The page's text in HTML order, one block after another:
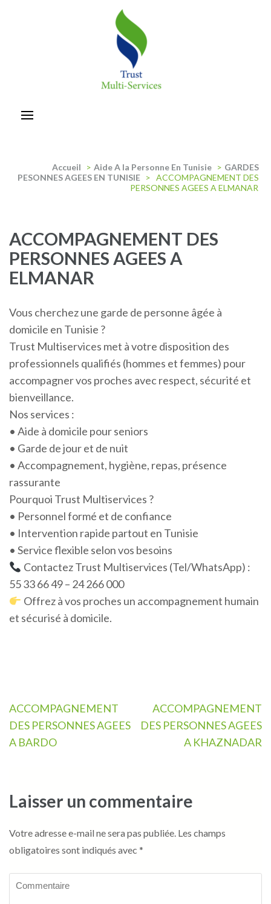
Accueil > Aide A la Personne En Tunisie > GARDES
PESONNES AGEES EN TUNISIE > ACCOMPAGNEMENT DES
PERSONNES AGEES A ELMANAR
ACCOMPAGNEMENT DES
PERSONNES AGEES A
ELMANAR
Vous cherchez une garde de personne âgée à
domicile en Tunisie ?
Trust Multiservices met à votre disposition des
professionnels qualifiés (hommes et femmes) pour
accompagner vos proches avec respect, sécurité et
bienveillance.
Nos services :
• Aide à domicile pour seniors
• Garde de jour et de nuit
• Accompagnement, hygiène, repas, présence
rassurante
Pourquoi Trust Multiservices ?
• Personnel formé et de confiance
• Intervention rapide partout en Tunisie
• Service flexible selon vos besoins
Contactez Trust Multiservices (Tel/WhatsApp) :
55 33 66 49 – 24 266 000
Offrez à vos proches un accompagnement humain
et sécurisé à domicile.
Navigation
de
l’article
ACCOMPAGNEMENT
DES PERSONNES AGEES
A BARDO
ACCOMPAGNEMENT
DES PERSONNES AGEES
A KHAZNADAR
Laisser un commentaire
Votre adresse e-mail ne sera pas publiée. Les champs
obligatoires sont indiqués avec *
Commentaire